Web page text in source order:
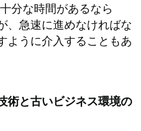
分な時間があるなら
、急速に進めなければな
ように介入することもあ
術と古いビジネス環境の